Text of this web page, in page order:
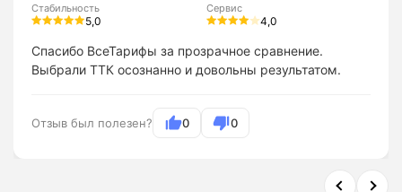
Стабильность
5,0
Сервис
4,0
Спасибо ВсеТарифы за прозрачное сравнение.
Выбрали ТТК осознанно и довольны результатом.
Отзыв был полезен? 0 0